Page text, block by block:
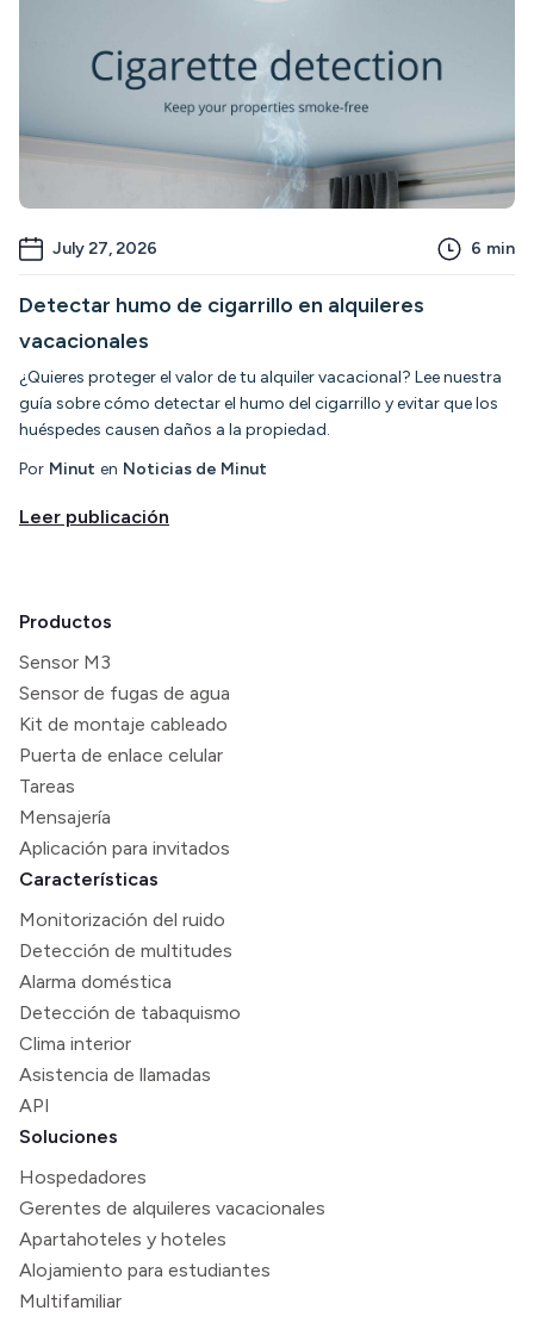
July 27, 2026 6 min
Detectar humo de cigarrillo en alquileres
vacacionales
¿Quieres proteger el valor de tu alquiler vacacional? Lee nuestra
guía sobre cómo detectar el humo del cigarrillo y evitar que los
huéspedes causen daños a la propiedad.
Por Minut en Noticias de Minut
Leer publicación
Productos
Sensor M3
Sensor de fugas de agua
Kit de montaje cableado
Puerta de enlace celular
Tareas
Mensajería
Aplicación para invitados
Características
Monitorización del ruido
Detección de multitudes
Alarma doméstica
Detección de tabaquismo
Clima interior
Asistencia de llamadas
API
Soluciones
Hospedadores
Gerentes de alquileres vacacionales
Apartahoteles y hoteles
Alojamiento para estudiantes
Multifamiliar